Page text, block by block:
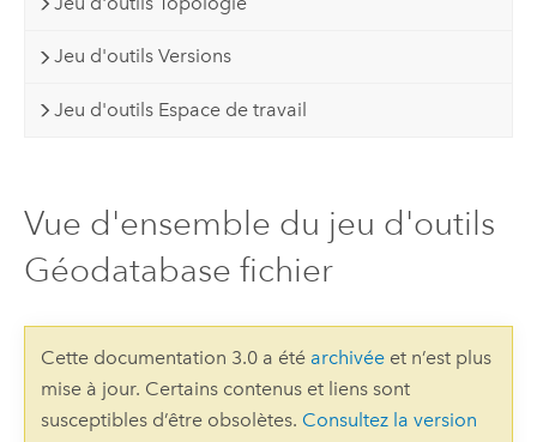
Jeu d'outils Versions
Jeu d'outils Espace de travail
Vue d'ensemble du jeu d'outils
Géodatabase fichier
Cette documentation 3.0 a été archivéeet n’est plus
mise à jour. Certains contenus et liens sont
susceptibles d’être obsolètes. Consultez la version